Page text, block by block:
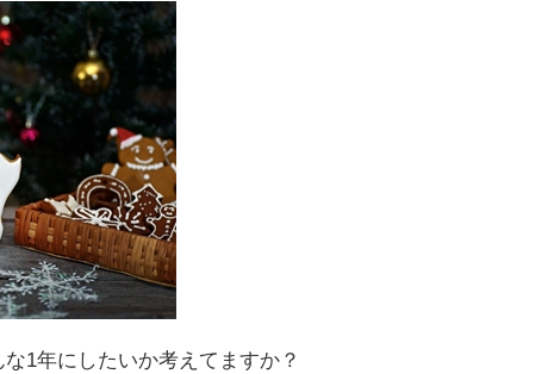
1年にしたいか考えてますか？